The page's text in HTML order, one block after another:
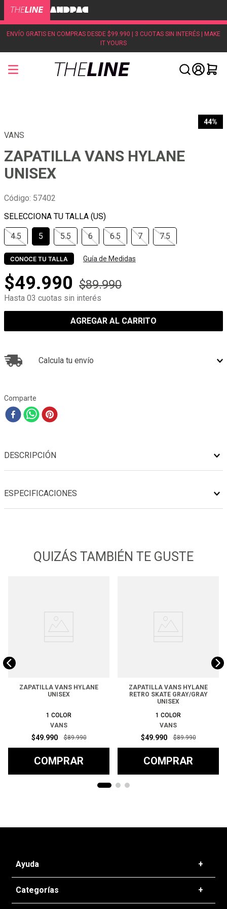
ENVÍO GRATIS EN COMPRAS DESDE $99.990 | 3 CUOTAS SIN INTERÉS | MAKE
IT YOURS
44%
VANS
ZAPATILLA VANS HYLANE
UNISEX
Código: 57402
4.5 5 5.5 6 6.5 7 7.5
CONOCE TU TALLA Guía de Medidas
$49.990 $89.990
Hasta 03 cuotas sin interés
AGREGAR AL CARRITO
Calcula tu envío
Comparte
DESCRIPCIÓN
ESPECIFICACIONES
QUIZÁS TAMBIÉN TE GUSTE
ZAPATILLA VANS HYLANE
UNISEX
1 COLOR
VANS
$49.990 $89.990
COMPRAR
ZAPATILLA VANS HYLANE
RETRO SKATE GRAY/GRAY
UNISEX
1 COLOR
VANS
$49.990 $89.990
COMPRAR
Ayuda +
Preguntas frecuentes
T&C - Políticas de Envío
Categorías +